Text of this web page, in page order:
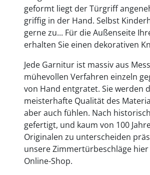
geformt liegt der Türgriff
griffig in der Hand. Selbst
gerne zu... Für die Außenseite
erhalten Sie einen dekorativen
Jede Garnitur ist massiv aus
mühevollen Verfahren einzeln
von Hand entgratet. Sie werden
meisterhafte Qualität des
aber auch fühlen. Nach
gefertigt, und kaum von 100
Originalen zu unterscheiden
unsere Zimmertürbeschläge
Online-Shop.